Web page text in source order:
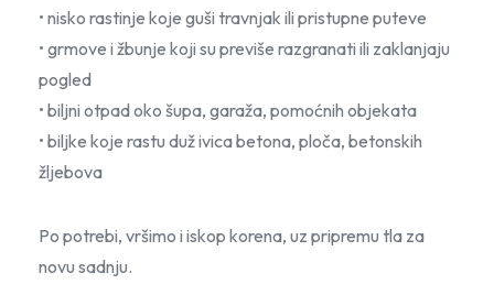
• nisko rastinje koje guši travnjak ili pristupne puteve
• grmove i žbunje koji su previše razgranati ili zaklanjaju
pogled
• biljni otpad oko šupa, garaža, pomoćnih objekata
• biljke koje rastu duž ivica betona, ploča, betonskih
žljebova
Po potrebi, vršimo i iskop korena, uz pripremu tla za
novu sadnju.